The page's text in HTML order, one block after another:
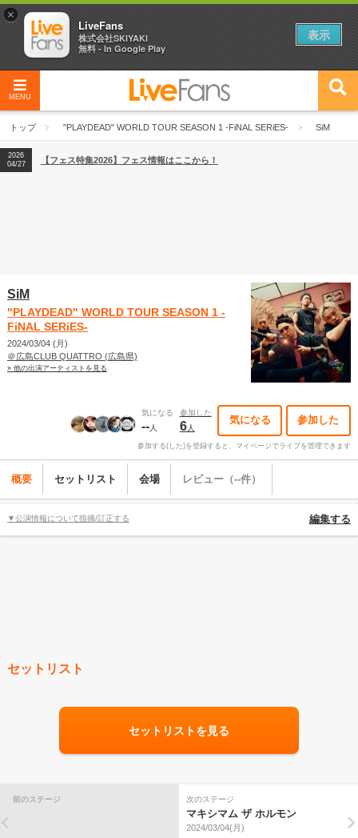
MENU
トップ "PLAYDEAD" WORLD TOUR SEASON 1 -FiNAL SERiES- SiM
2026
04/27
2026
【ライブ動員ランキング】2026年上半期編発表！
2026
04/27
【フェス特集2026】フェス情報はここから！
SiM
"PLAYDEAD" WORLD TOUR SEASON 1 -
FiNAL SERiES-
2024/03/04 (月)
＠広島CLUB QUATTRO (広島県)
» 他の出演アーティストを見る
気になる
--人
参加した
6人
気になる 参加した
参加する(した)を登録すると、マイページでライブを管理できます
概要 セットリスト 会場 レビュー（--件）
▼公演情報について指摘/訂正する 編集する
セットリスト
セットリストを見る
前のステージ 次のステージ
マキシマム ザ ホルモン
2024/03/04(月)
×
LiveFans
株式会社SKIYAKI
無料 - In Google Play
表示